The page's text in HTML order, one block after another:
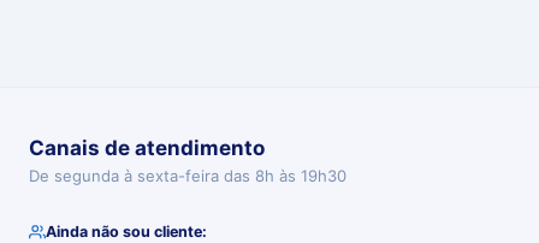
Canais de atendimento
De segunda à sexta-feira das 8h às 19h30
Ainda não sou cliente: